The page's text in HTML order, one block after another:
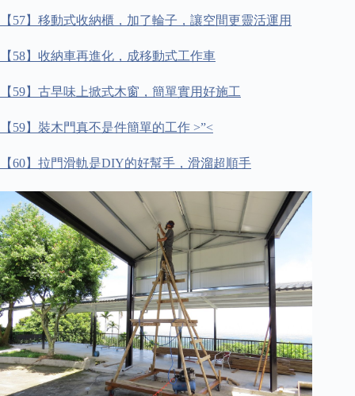
【 57】移動式收納櫃，加了輪子，讓空間更靈活運用
【 58】收納車再進化，成移動式工作車
【 59】古早味上掀式木窗，簡單實用好施工
【 59】裝木門真不是件簡單的工作 >”<
【60】拉門滑軌是DIY的好幫手，滑溜超順手